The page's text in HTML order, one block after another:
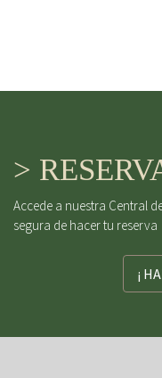
>
Accede a nuestra Central
segura de hacer tu reserva
¡